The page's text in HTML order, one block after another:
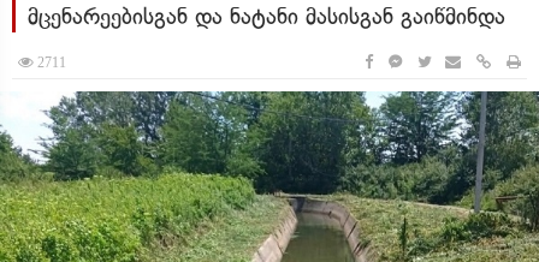
მცენარეებისგან და ნატანი მასისგან გაიწმინდა
2711